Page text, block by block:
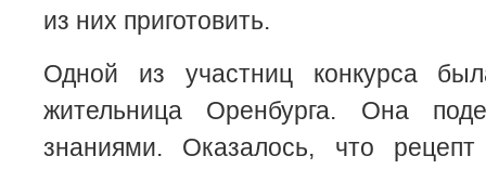
из них приготовить.
Одной из участниц конкурса
жительница Оренбурга. Она
знаниями. Оказалось, что рецепт